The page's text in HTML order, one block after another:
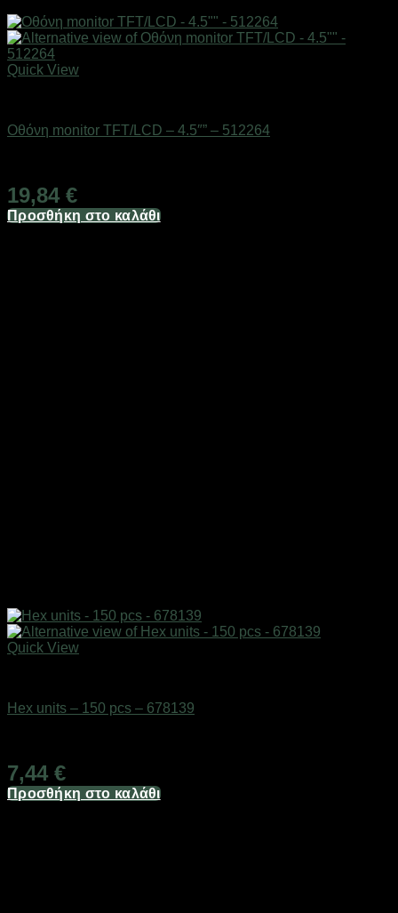
Quick View
Οθόνη monitor TFT/LCD – 4.5″” – 512264
19,84 €
Προσθήκη στο καλάθι
Quick View
Hex units – 150 pcs – 678139
7,44 €
Προσθήκη στο καλάθι